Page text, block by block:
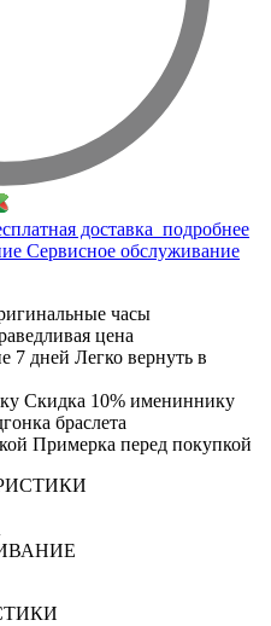
доставка подробнее
Сервисное обслуживание
часы
цена
Легко вернуть в
Скидка 10% имениннику
браслета
Примерка перед покупкой